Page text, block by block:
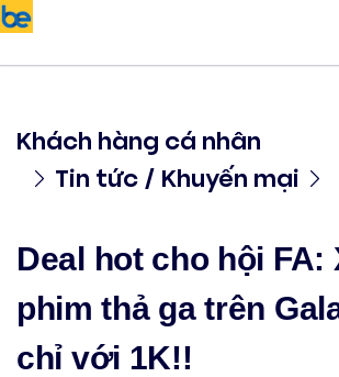
Khách hàng cá nhân
Tin tức / Khuyến mại
Deal hot cho hội FA:
phim thả ga trên
chỉ với 1K!!